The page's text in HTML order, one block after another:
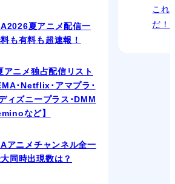
夏アニメ配信一
も有料も超速報！
アニメ独占配信リスト
･Netflix･アマプラ･
ィズニープラス･DMM
など】
アニメチャンネル全一
同時出現数は？
これ
だ！